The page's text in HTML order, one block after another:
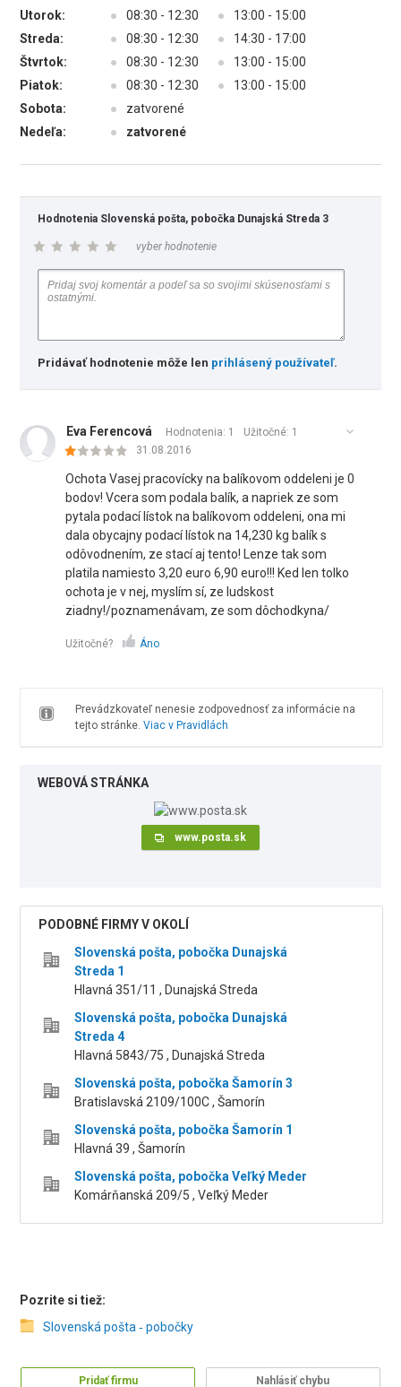
Utorok:
● 08:30 - 12:30 ●
13:00 - 15:00
Streda:
● 08:30 - 12:30 ●
14:30 - 17:00
Štvrtok:
● 08:30 - 12:30 ●
13:00 - 15:00
Piatok:
● 08:30 - 12:30 ●
13:00 - 15:00
Sobota:
●
zatvorené
Nedeľa:
● zatvorené
Hodnotenia Slovenská pošta, pobočka Dunajská Streda 3
vyber hodnotenie
Pridávať hodnotenie môže len prihlásený používateľ.
Eva Ferencová Hodnotenia: 1 Užitočné: 1
31.08.2016
Ochota Vasej pracovícky na balíkovom oddeleni je 0
bodov! Vcera som podala balík, a napriek ze som
pytala podací lístok na balíkovom oddeleni, ona mi
dala obycajny podací lístok na 14,230 kg balík s
odôvodnením, ze stací aj tento! Lenze tak som
platila namiesto 3,20 euro 6,90 euro!!! Ked len tolko
ochota je v nej, myslím sí, ze ludskost
ziadny!/poznamenávam, ze som dôchodkyna/
Užitočné? Áno
Prevádzkovateľ nenesie zodpovednosť za informácie na
tejto stránke. Viac v Pravidlách
WEBOVÁ STRÁNKA
www.posta.sk
PODOBNÉ FIRMY V OKOLÍ
Slovenská pošta, pobočka Dunajská
Streda 1
Hlavná 351/11 , Dunajská Streda
Slovenská pošta, pobočka Dunajská
Streda 4
Hlavná 5843/75 , Dunajská Streda
Slovenská pošta, pobočka Šamorín 3
Bratislavská 2109/100C , Šamorín
Slovenská pošta, pobočka Šamorín 1
Hlavná 39 , Šamorín
Slovenská pošta, pobočka Veľký Meder
Komárňanská 209/5 , Veľký Meder
Pozrite si tiež:
Slovenská pošta ‑ pobočky
Pridať firmu Nahlásiť chybu